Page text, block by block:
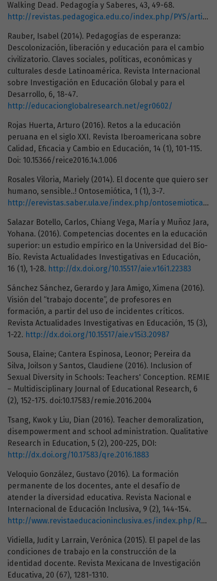
Walking Dead. Pedagogía y Saberes, 43, 49-68.
http://revistas.pedagogica.edu.co/index.php/PYS/article/view/3867/3417
Rauber, Isabel (2014). Pedagogías de esperanza:
Descolonización, liberación y educación para el cambio
civilizatorio. Claves sociales, políticas, económicas y
culturales desde Latinoamérica. Revista Internacional
sobre Investigación en Educación Global y para el
Desarrollo, 6, 18-47.
http://educacionglobalresearch.net/egr0602/
Rojas Huerta, Arturo (2016). Retos a la educación
peruana en el siglo XXI. Revista Iberoamericana sobre
Calidad, Eficacia y Cambio en Educación, 14 (1), 101-115.
Doi: 10.15366/reice2016.14.1.006
Rosales Viloria, Mariely (2014). El docente que quiero ser
humano, sensible..! Ontosemiótica, 1 (1), 3-7.
http://erevistas.saber.ula.ve/index.php/ontosemiotica/article/view/5346/5132
Salazar Botello, Carlos, Chiang Vega, María y Muñoz Jara,
Yohana. (2016). Competencias docentes en la educación
superior: un estudio empírico en la Universidad del Bío-
Bío. Revista Actualidades Investigativas en Educación,
16 (1), 1-28. http://dx.doi.org/10.15517/aie.v16i1.22383
Sánchez Sánchez, Gerardo y Jara Amigo, Ximena (2016).
Visión del “trabajo docente”, de profesores en
formación, a partir del uso de incidentes críticos.
Revista Actualidades Investigativas en Educación, 15 (3),
1-22. http://dx.doi.org/10.15517/aie.v15i3.20987
Sousa, Elaine; Cantera Espinosa, Leonor; Pereira da
Silva, Joilson y Santos, Claudiene (2016). Inclusion of
Sexual Diversity in Schools: Teachers' Conception. REMIE
– Multidisciplinary Journal of Educational Research, 6
(2), 152-175. doi:10.17583/remie.2016.2004
Tsang, Kwok y Liu, Dian (2016). Teacher demoralization,
disempowerment and school administration. Qualitative
Research in Education, 5 (2), 200-225, DOI:
http://dx.doi.org/10.17583/qre.2016.1883
Veloquio González, Gustavo (2016). La formación
permanente de los docentes, ante el desafío de
atender la diversidad educativa. Revista Nacional e
Internacional de Educación Inclusiva, 9 (2), 144-154.
http://www.revistaeducacioninclusiva.es/index.php/REI/article/viewFile/56/51
Vidiella, Judit y Larrain, Verónica (2015). El papel de las
condiciones de trabajo en la construcción de la
identidad docente. Revista Mexicana de Investigación
Educativa, 20 (67), 1281-1310.